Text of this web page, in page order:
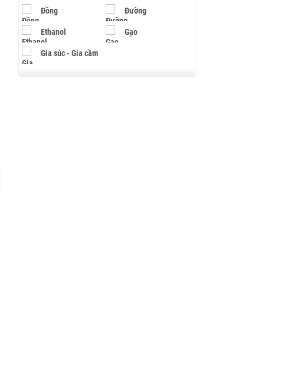
Đồng Đường
Ethanol Gạo
Gia súc - Gia cầm